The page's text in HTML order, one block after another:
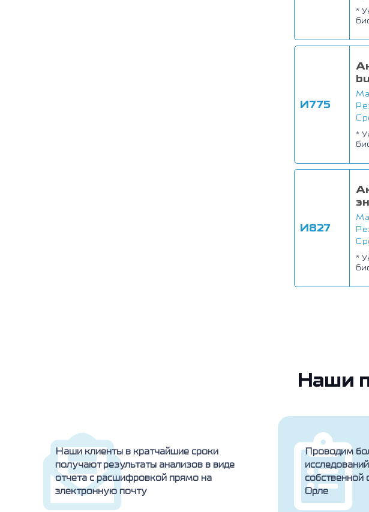
*
И775
*
И827
*
Наши
Наши клиенты в кратчайшие сроки
получают результаты анализов в виде
отчета с расшифровкой прямо на
электронную почту
Проводим
собственной
Орле